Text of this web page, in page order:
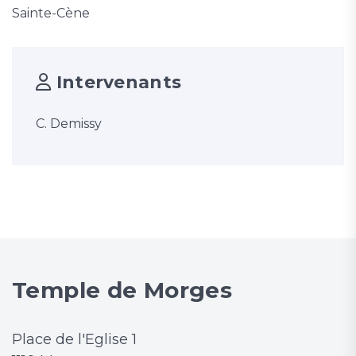
Sainte-Cène
Intervenants
C. Demissy
Temple de Morges
Place de l'Eglise 1